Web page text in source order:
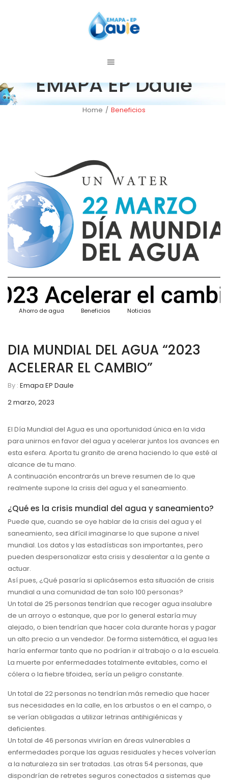
EMAPA EP Daule
Home / Beneficios
Ahorro de agua Beneficios Noticias
DIA MUNDIAL DEL AGUA “2023
ACELERAR EL CAMBIO”
By : Emapa EP Daule
2 marzo, 2023
El Día Mundial del Agua es una oportunidad única en la vida
para unirnos en favor del agua y acelerar juntos los avances en
esta esfera. Aporta tu granito de arena haciendo lo que esté al
alcance de tu mano.
A continuación encontrarás un breve resumen de lo que
realmente supone la crisis del agua y el saneamiento.
¿Qué es la crisis mundial del agua y saneamiento?
Puede que, cuando se oye hablar de la crisis del agua y el
saneamiento, sea difícil imaginarse lo que supone a nivel
mundial. Los datos y las estadísticas son importantes, pero
pueden despersonalizar esta crisis y desalentar a la gente a
actuar.
Así pues, ¿Qué pasaría si aplicásemos esta situación de crisis
mundial a una comunidad de tan solo 100 personas?
Un total de 25 personas tendrían que recoger agua insalubre
de un arroyo o estanque, que por lo general estaría muy
alejado, o bien tendrían que hacer cola durante horas y pagar
un alto precio a un vendedor. De forma sistemática, el agua les
haría enfermar tanto que no podrían ir al trabajo o a la escuela.
La muerte por enfermedades totalmente evitables, como el
cólera o la fiebre tifoidea, sería un peligro constante.
Un total de 22 personas no tendrían más remedio que hacer
sus necesidades en la calle, en los arbustos o en el campo, o
se verían obligadas a utilizar letrinas antihigiénicas y
deficientes.
Un total de 46 personas vivirían en áreas vulnerables a
enfermedades porque las aguas residuales y heces volverían
a la naturaleza sin ser tratadas. Las otras 54 personas, que
dispondrían de retretes seguros conectados a sistemas que